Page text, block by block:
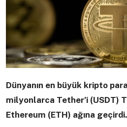
Dünyanın en büyük kripto
milyonlarca Tether’i (USDT)
Ethereum (ETH) ağına geçirdi.